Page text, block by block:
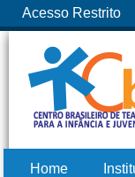
Acesso Restrito
Home